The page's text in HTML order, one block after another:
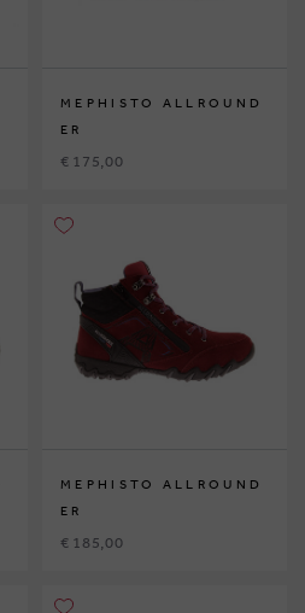
MEPHISTO ALLROUND
ER
€ 175,00
MEPHISTO ALLROUND
ER
€ 185,00